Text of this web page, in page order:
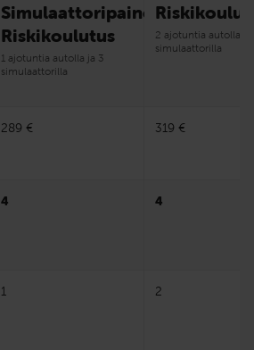
Simulaattoripainotteinen
Riskikoulutus
1 ajotuntia autolla ja 3
simulaattorilla
2 ajotuntia autolla ja
simulaattorilla
289 € 319 €
4 4
1 2